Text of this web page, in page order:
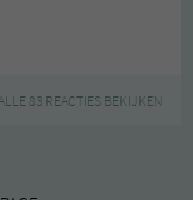
,GARDEROBE,
83 REACTIES BEKIJKEN